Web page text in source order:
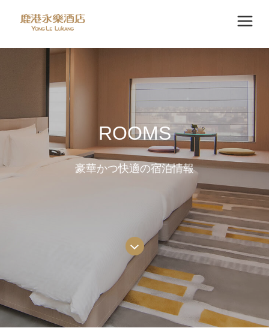
ROOMS
豪華かつ快適の宿泊情報